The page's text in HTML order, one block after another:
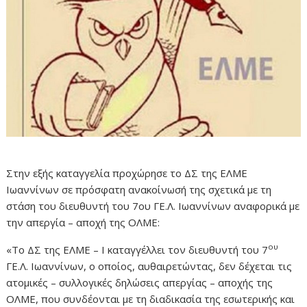
Στην εξής καταγγελία προχώρησε το ΔΣ της ΕΛΜΕ
Ιωαννίνων σε πρόσφατη ανακοίνωσή της σχετικά με τη
στάση του διευθυντή του 7ου ΓΕ.Λ. Ιωαννίνων αναφορικά με
την απεργία – αποχή της ΟΛΜΕ:
«Το ΔΣ της ΕΛΜΕ – Ι καταγγέλλει τον διευθυντή του 7ου
ΓΕ.Λ. Ιωαννίνων, ο οποίος, αυθαιρετώντας, δεν δέχεται τις
ατομικές – συλλογικές δηλώσεις απεργίας – αποχής της
ΟΛΜΕ, που συνδέονται με τη διαδικασία της εσωτερικής και